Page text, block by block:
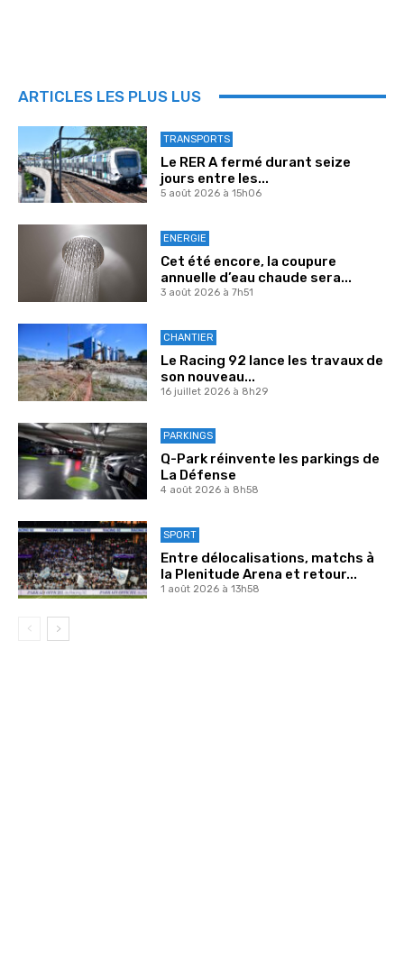
ARTICLES LES PLUS LUS
TRANSPORTS
Le RER A fermé durant seize
jours entre les...
5 août 2026 à 15h06
ENERGIE
Cet été encore, la coupure
annuelle d’eau chaude sera...
3 août 2026 à 7h51
CHANTIER
Le Racing 92 lance les travaux de
son nouveau...
16 juillet 2026 à 8h29
PARKINGS
Q-Park réinvente les parkings de
La Défense
4 août 2026 à 8h58
SPORT
Entre délocalisations, matchs à
la Plenitude Arena et retour...
1 août 2026 à 13h58